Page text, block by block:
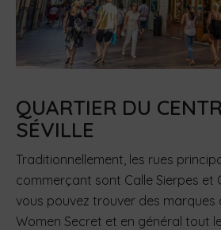
QUARTIER DU
SÉVILLE
Traditionnellement, les rues
commerçant sont Calle Sierpes et
vous pouvez trouver des marques
Women Secret et en général tout